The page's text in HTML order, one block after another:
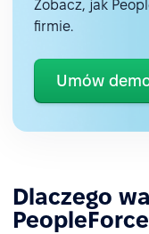
Zobacz, jak
firmie.
Umów
Dlaczego